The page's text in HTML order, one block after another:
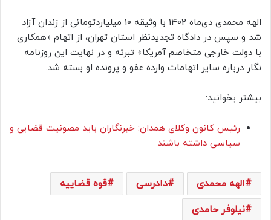
الهه محمدی دی‌ماه 1402 با وثیقه 10 میلیاردتومانی از زندان آزاد
شد و سپس در دادگاه تجدیدنظر استان تهران، از اتهام «همکاری
با دولت خارجی متخاصم آمریکا» تبرئه و در نهایت این روزنامه
نگار درباره سایر اتهامات وارده عفو و پرونده او بسته شد.
بیشتر بخوانید:
رئیس کانون وکلای همدان: خبرنگاران باید مصونیت قضایی و
سیاسی داشته باشند
الهه محمدی دادرسی
قوه قضاییه
نیلوفر حامدی